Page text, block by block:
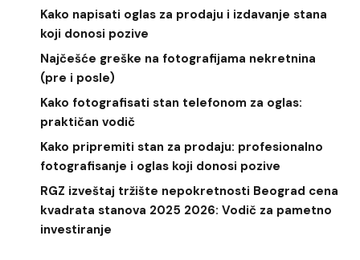
Kako napisati oglas za prodaju i izdavanje stana
koji donosi pozive
Najčešće greške na fotografijama nekretnina
(pre i posle)
Kako fotografisati stan telefonom za oglas:
praktičan vodič
Kako pripremiti stan za prodaju: profesionalno
fotografisanje i oglas koji donosi pozive
RGZ izveštaj tržište nepokretnosti Beograd cena
kvadrata stanova 2025 2026: Vodič za pametno
investiranje